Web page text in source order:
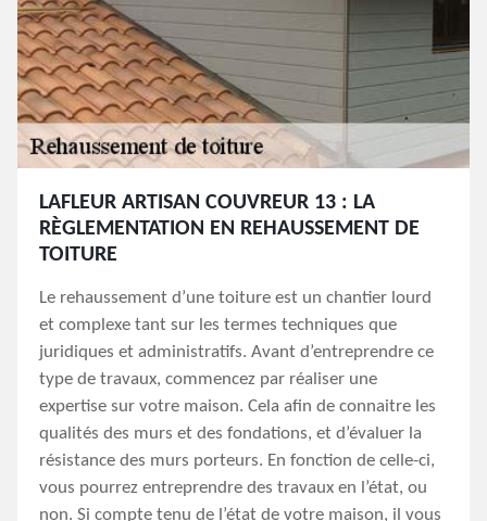
LAFLEUR ARTISAN COUVREUR 13 : LA
RÈGLEMENTATION EN REHAUSSEMENT DE
TOITURE
Le rehaussement d’une toiture est un chantier lourd
et complexe tant sur les termes techniques que
juridiques et administratifs. Avant d’entreprendre ce
type de travaux, commencez par réaliser une
expertise sur votre maison. Cela afin de connaitre les
qualités des murs et des fondations, et d’évaluer la
résistance des murs porteurs. En fonction de celle-ci,
vous pourrez entreprendre des travaux en l’état, ou
non. Si compte tenu de l’état de votre maison, il vous